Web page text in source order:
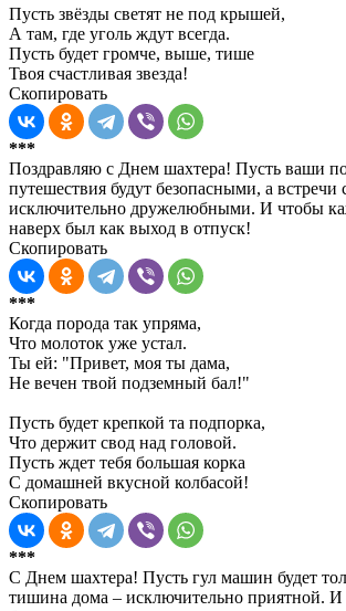
Пусть звёзды светят не под крышей,
А там, где уголь ждут всегда.
Пусть будет громче, выше, тише
Твоя счастливая звезда!
Скопировать
***
Поздравляю с Днем шахтера! Пусть ваши
путешествия будут безопасными, а встречи
исключительно дружелюбными. И чтобы
наверх был как выход в отпуск!
Скопировать
***
Когда порода так упряма,
Что молоток уже устал.
Ты ей: "Привет, моя ты дама,
Не вечен твой подземный бал!"
Пусть будет крепкой та подпорка,
Что держит свод над головой.
Пусть ждет тебя большая корка
С домашней вкусной колбасой!
Скопировать
***
С Днем шахтера! Пусть гул машин будет
тишина дома – исключительно приятной. И